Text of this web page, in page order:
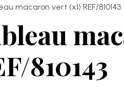
macaron vert (x1) REF/810143
810143